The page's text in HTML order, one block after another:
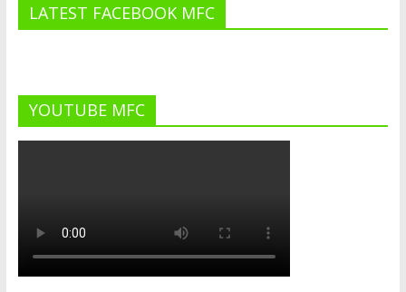
LATEST FACEBOOK MFC
YOUTUBE MFC